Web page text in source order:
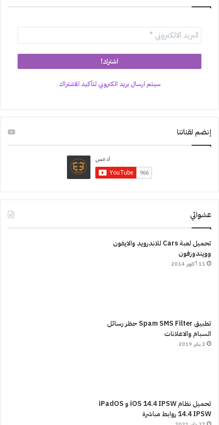
سيتم ارسال بريد الكتروني لتأكيد الاشتراك
إنضم لقناتنا
عشوائي
تحميل لعبة Cars للاندرويد والايفون
وويندوزفون
11 أكتوبر 2014
تطبيق Spam SMS Filter حظر رسائل
السبام والاعلانات
2 يناير 2019
تحميل نظام iOS 14.4 IPSW و iPadOS
14.4 IPSW روابط مباشرة